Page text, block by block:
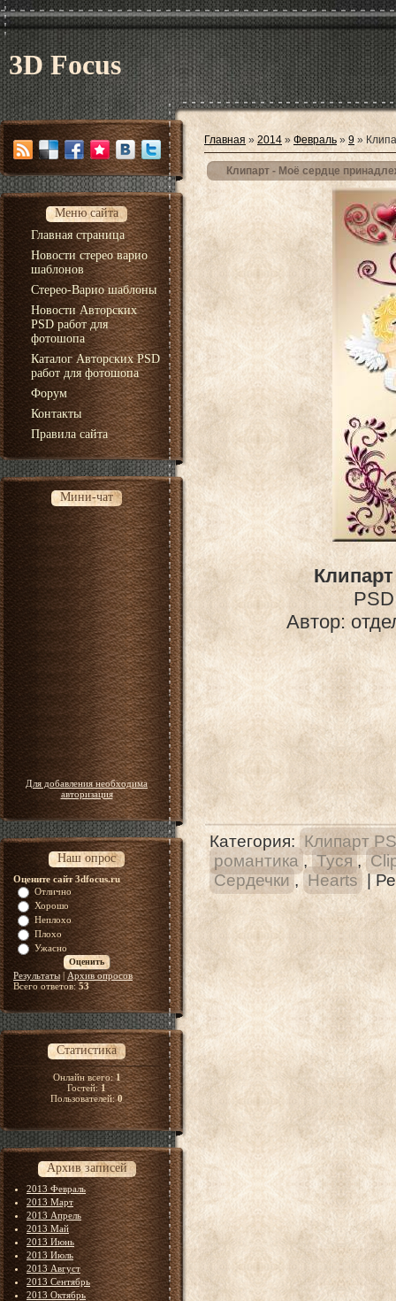
3D Focus
Меню сайта
Главная страница
Новости стерео варио
шаблонов
Стерео-Варио шаблоны
Новости Авторских
PSD работ для
фотошопа
Каталог Авторских PSD
работ для фотошопа
Форум
Контакты
Правила сайта
Мини-чат
Для добавления необходима
авторизация
Наш опрос
Оцените сайт 3dfocus.ru
Отлично
Хорошо
Неплохо
Плохо
Ужасно
Результаты| Архив опросов
Всего ответов:53
Статистика
Онлайн всего:1
Гостей:1
Пользователей:0
Архив записей
2013 Февраль
2013 Март
2013 Апрель
2013 Май
2013 Июнь
2013 Июль
2013 Август
2013 Сентябрь
2013 Октябрь
Главная » 2014 » Февраль » 9 »
Клипарт - Моё сердце
Автор:
Категория: Клипарт
романтика , Туся ,
Сердечки , Hearts |